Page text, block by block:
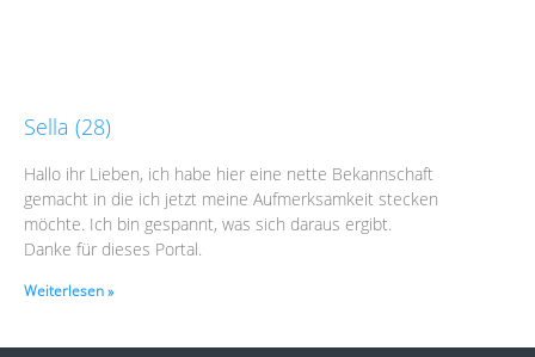
Sella (28)
Hallo ihr Lieben, ich habe hier eine nette Bekannschaft
gemacht in die ich jetzt meine Aufmerksamkeit stecken
möchte. Ich bin gespannt, was sich daraus ergibt.
Danke für dieses Portal.
Weiterlesen »